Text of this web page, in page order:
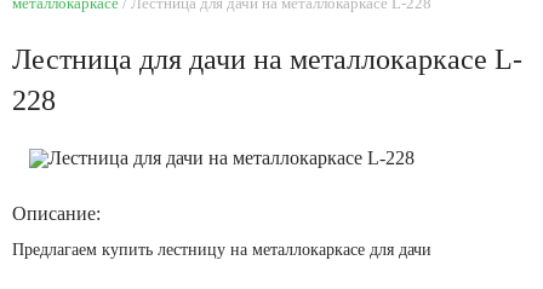
Лестница для дачи на металлокаркасе L-
228
Описание:
Предлагаем купить лестницу на металлокаркасе для дачи